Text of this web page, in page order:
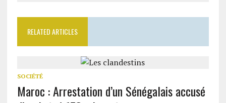
RELATED ARTICLES
SOCIÉTÉ
Maroc : Arrestation d’un Sénégalais accusé